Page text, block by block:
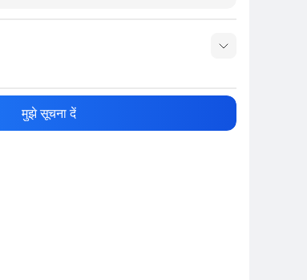
Show More
मुझे सूचना दें